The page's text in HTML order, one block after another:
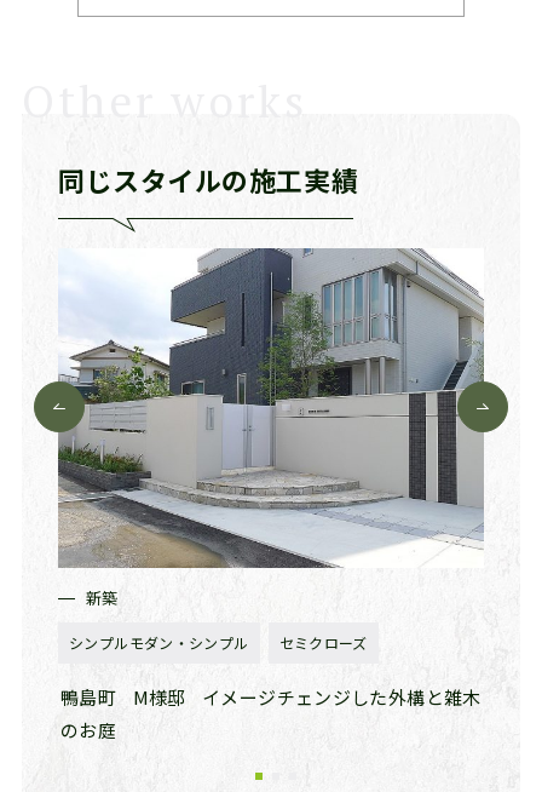
同じスタイルの施工実績
新築
シンプルモダン・シンプル セミクローズ
鴨島町 M様邸
イメージチェンジした外構と雑木
のお庭